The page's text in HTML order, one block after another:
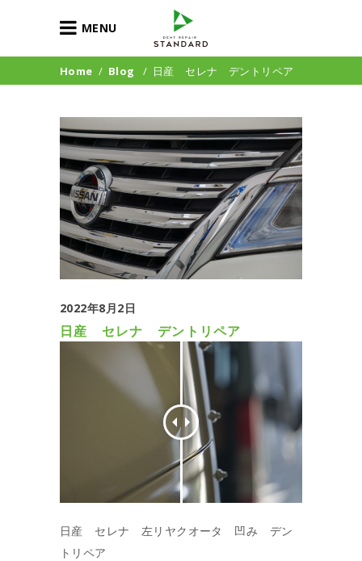
MENU
Home / Blog / 日産 セレナ デントリペア
2022年8月2日
日産 セレナ デントリペア
日産 セレナ 左リヤクオータ 凹み デン
トリペア